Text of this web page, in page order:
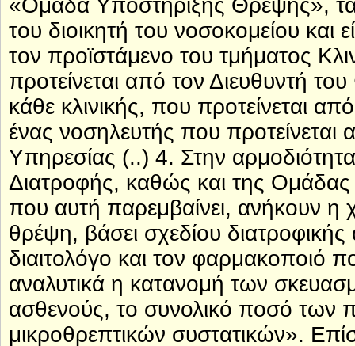
«Ομάδα Υποστήριξης Θρέψης», τα
του διοικητή του νοσοκομείου και
τον προϊστάμενο του τμήματος
προτείνεται από τον Διευθυντή
κάθε κλινικής, που προτείνεται
ένας νοσηλευτής που προτείνεται
Υπηρεσίας (..) 4. Στην
Διατροφής, καθώς και της
που αυτή παρεμβαίνει, ανήκουν
θρέψη, βάσει σχεδίου
διαιτολόγο και τον φαρμακοποιό
αναλυτικά η κατανομή των
ασθενούς, το συνολικό ποσό των
μικροθρεπτικών συστατικών».